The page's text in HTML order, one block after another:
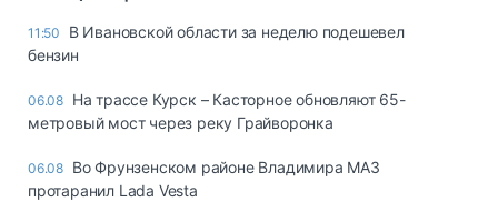
11:50
В Ивановской области за неделю подешевел
бензин
06.08 На трассе Курск – Касторное обновляют 65-
метровый мост через реку Грайворонка
06.08 Во Фрунзенском районе Владимира МАЗ
протаранил Lada Vesta